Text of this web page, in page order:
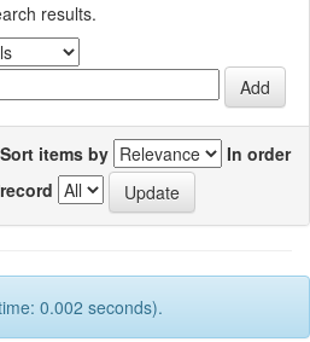
results.
Sort items by
In order
0.002 seconds).